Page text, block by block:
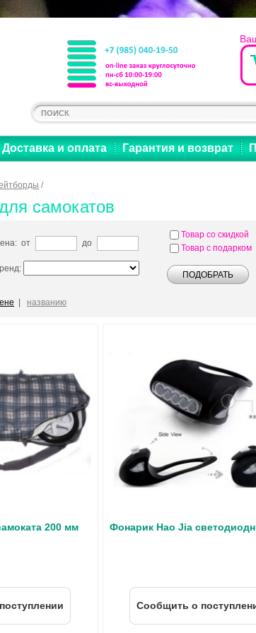
Доставка и оплата Гарантия и возврат
/
самокатов
от до
Товар со скидкой
Товар с подарком
названию
200 мм Фонарик Hao Jia
Cообщить о